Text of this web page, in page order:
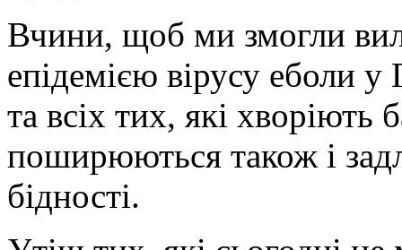
Вчини, щоб ми змогли
епідемією вірусу еболи у
та всіх тих, які
поширюються також і
бідності.